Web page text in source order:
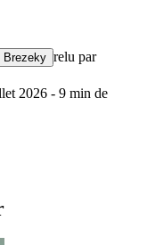
Brezeky relu par
2026 - 9 min de